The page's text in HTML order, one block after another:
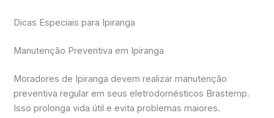
Dicas Especiais para Ipiranga
Manutenção Preventiva em Ipiranga
Moradores de Ipiranga devem realizar manutenção
preventiva regular em seus eletrodomésticos Brastemp.
Isso prolonga vida útil e evita problemas maiores.